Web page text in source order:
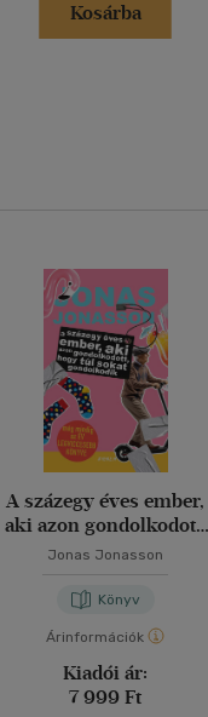
Kosárba
A százegy éves ember,
aki azon gondolkodott,
hogy túl sokat
Jonas Jonasson
Könyv
Árinformációk
Kiadói ár:
7 999 Ft